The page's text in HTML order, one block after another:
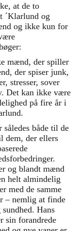
at de to
´Klarlund og
og ikke kun for
mænd, der spiller
der spiser junk,
stresser, sover
Det kan ikke være
på fire år i
således både til de
dem, der ellers
og blandt mænd
helt almindelig
med de samme
– nemlig at finde
Hans
sin forandrede